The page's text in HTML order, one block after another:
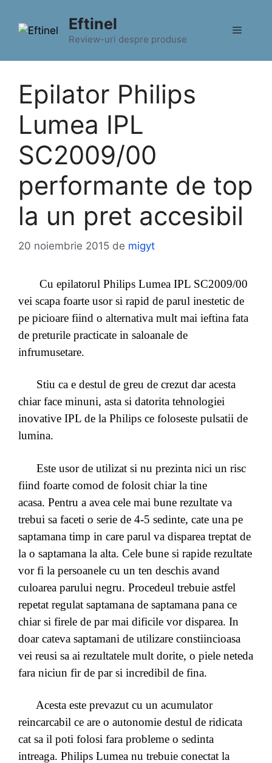
conținut
Eftinel
Review-uri despre produse
Meniu
Epilator Philips
Lumea IPL
SC2009/00
performante de top
la un pret accesibil
20 noiembrie 2015 de migyt
Cu epilatorul Philips Lumea IPL SC2009/00
vei scapa foarte usor si rapid de parul inestetic de
pe picioare fiind o alternativa mult mai ieftina fata
de preturile practicate in saloanale de
infrumusetare.
Stiu ca e destul de greu de crezut dar acesta
chiar face minuni, asta si datorita tehnologiei
inovative IPL de la Philips ce foloseste pulsatii de
lumina.
Este usor de utilizat si nu prezinta nici un risc
fiind foarte comod de folosit chiar la tine
acasa. Pentru a avea cele mai bune rezultate va
trebui sa faceti o serie de 4-5 sedinte, cate una pe
saptamana timp in care parul va disparea treptat de
la o saptamana la alta. Cele bune si rapide rezultate
vor fi la persoanele cu un ten deschis avand
culoarea parului negru. Procedeul trebuie astfel
repetat regulat saptamana de saptamana pana ce
chiar si firele de par mai dificile vor disparea. In
doar cateva saptamani de utilizare constiincioasa
vei reusi sa ai rezultatele mult dorite, o piele neteda
fara niciun fir de par si incredibil de fina.
Acesta este prevazut cu un acumulator
reincarcabil ce are o autonomie destul de ridicata
cat sa il poti folosi fara probleme o sedinta
intreaga. Philips Lumea nu trebuie conectat la